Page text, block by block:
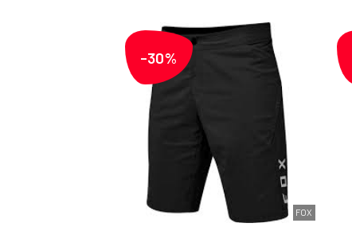
-30%
FOX